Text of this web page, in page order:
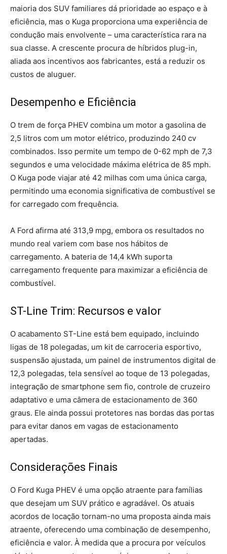
maioria dos SUV familiares dá prioridade ao espaço e à
eficiência, mas o Kuga proporciona uma experiência de
condução mais envolvente – uma característica rara na
sua classe. A crescente procura de híbridos plug-in,
aliada aos incentivos aos fabricantes, está a reduzir os
custos de aluguer.
Desempenho e Eficiência
O trem de força PHEV combina um motor a gasolina de
2,5 litros com um motor elétrico, produzindo 240 cv
combinados. Isso permite um tempo de 0-62 mph de 7,3
segundos e uma velocidade máxima elétrica de 85 mph.
O Kuga pode viajar até 42 milhas com uma única carga,
permitindo uma economia significativa de combustível se
for carregado com frequência.
A Ford afirma até 313,9 mpg, embora os resultados no
mundo real variem com base nos hábitos de
carregamento. A bateria de 14,4 kWh suporta
carregamento frequente para maximizar a eficiência de
combustível.
ST-Line Trim: Recursos e valor
O acabamento ST-Line está bem equipado, incluindo
ligas de 18 polegadas, um kit de carroceria esportivo,
suspensão ajustada, um painel de instrumentos digital de
12,3 polegadas, tela sensível ao toque de 13 polegadas,
integração de smartphone sem fio, controle de cruzeiro
adaptativo e uma câmera de estacionamento de 360 ​​
graus. Ele ainda possui protetores nas bordas das portas
para evitar danos em vagas de estacionamento
apertadas.
Considerações Finais
O Ford Kuga PHEV é uma opção atraente para famílias
que desejam um SUV prático e agradável. Os atuais
acordos de locação tornam-no uma proposta ainda mais
atraente, oferecendo uma combinação de desempenho,
eficiência e valor. À medida que a procura por veículos